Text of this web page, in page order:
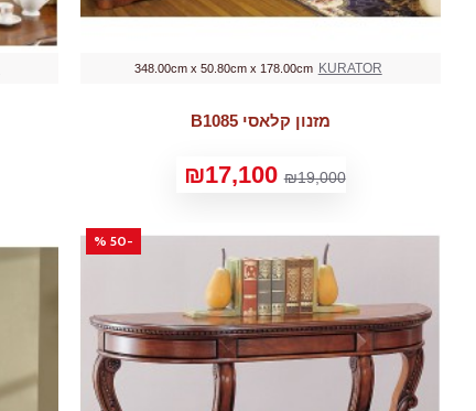
KURATOR
348.00cm x 50.80cm x 178.00cm
מזנון קלאסי B1085
₪19,000
₪17,100
-50 %